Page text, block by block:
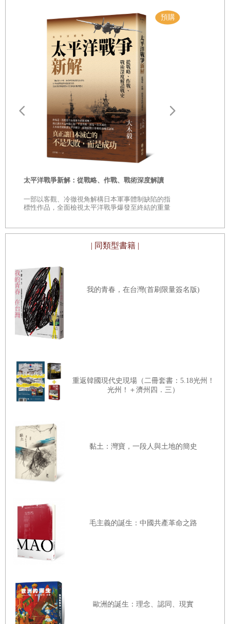
第七章 受命於天
從春秋戰國到現代中國，回顧「中央之國」的歷史，
解析官僚科舉與商會之優劣，解釋具有中國特色的國
家機器、具有中國特色的自由。
第八章 紅皇后毀壞
有著民主傳統的印度，為何抹煞自由、創造貧窮的種
性制度還是根深柢固？印度國家機器為何長期失靈？
第九章 魔鬼藏在細節裡
何與社會互動，創造不同的國家？比較普魯士、瑞士
與蒙特內哥羅；波蘭、俄羅斯與塔吉克，以及瓜地馬
拉與哥斯大黎加。
第十章 佛格森出了什麼問題？
美國國家機器的過去、現在與未來：以立憲精神與嚮
往自由聞名的美國，為何會有著貧富不均、歧視黑
第十一章 紙老虎國家巨靈
為何拉丁美洲、非洲與亞洲許多後殖民國家，明明具
蝕，既無法提供公共服務，也無能保障自由？
第十二章 瓦哈比的子女
社會規範的窠臼，種下自由喪失、暴力與不穩定的因
子？
第十三章 紅皇后失控
導致強人與納粹崛起，最終掉出窄廊、喪失原本享有
的自由？這對當代民粹政治又有何啟示？
演進的大歷史。
《自由的窄廊》（ The Narrow Corridor
種大歷史。此書想要解釋「民主自由」是如何產生的？
孕育民主自由的土壤環境是什麼？民主自由為什麼在某
些國家能生根、在其他國家又不行？這種跨文化的政治
體制發展史，時間縱向數千年，地理橫向跨越北美、南
美、非洲、西歐、中國、北歐、中東等地，當然也是不
折不扣的大歷史分析。
然而大歷史分析畢竟是不容易的。也因為不容易，過去
作品，得到普立茲獎；其他幾本書即使有些正面書評，
但都稱不上是鉅作，頂多是力作（tour de force
己也寫過《西方憑什麼》以及《當下的啟蒙》的書評，
欽佩之餘還是有些保留。
所謂大歷史，當然就是要在時間軸線或地理軸線或是跨
史，不如說是「大地理」、「大生物演化學」；他把地
表特徵、動物遷徙、馴養畜牧、寄生蟲、傳染病等，對
照地理特徵研究得清清楚楚，細緻串連。然後，他才能
發驚人之論，寫下具有絕對說服力的作品。但是，生物
演化或地理變遷是冷冰冰的事實，少有前因後果的隱
是。是以大地理學好寫、大生物演化論也早就由達爾文
一鎚定音，但是關於民主演變的大制度論、關於文明演
進的大啟蒙論、關於現代史的大環境決定論，還真不容
戴倫．艾塞默魯（
（James A. Robinson）都是赫赫有名的經濟學者、政治
學者，著作等身，論述質量絕佳。由他們共同撰寫關於
「民主自由」的大歷史論，恐怕是地表上能夠找到的最
界還有誰能處理。此外，民主自由涉及政治，而政治又
涉及最醜陋最會勾心鬥角的政客，實在是詭譎多變又細
緻陰柔的課題，幾乎需要有相當的文化社會背景，才可
能進入狀況。作者之一的羅賓森長年研究拉丁美洲、非
論的權威，對於過去數十年各國政經多所涉獵。這樣的
黃金組合，他們的論述是什麼呢？
艾塞默魯與羅賓森認為，民主是在一條「窄廊」中孕育
太平洋戰爭新解：從戰略、作戰、戰術深度解讀
一部以客觀、冷徹視角解構日本軍事體制缺陷的指
標性作品，全面檢視太平洋戰爭爆發至終結的重量
| 同類型書籍 |
我的青春，在台灣(首刷限量簽名版)
重返韓國現代史現場（二冊套書：5.18光州！
光州！＋濟州四．三）
黏土：灣寶，一段人與土地的簡史
毛主義的誕生：中國共產革命之路
歐洲的誕生：理念、認同、現實